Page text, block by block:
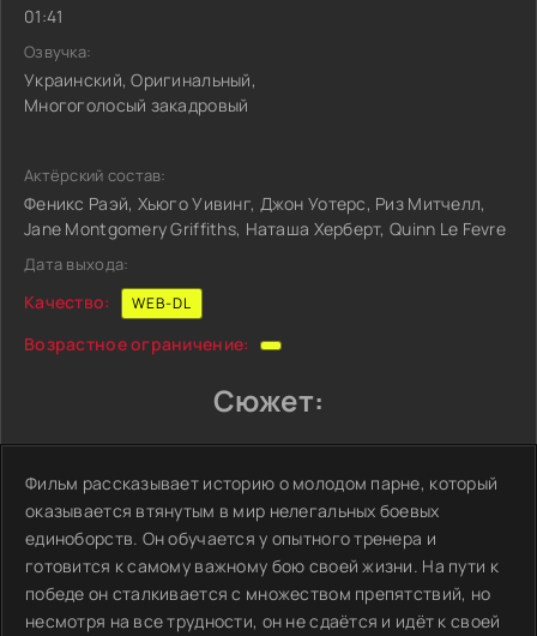
01:41
Озвучка:
Украинский, Оригинальный,
Многоголосый закадровый
Актёрский состав:
Феникс Раэй, Хьюго Уивинг, Джон Уотерс, Риз Митчелл,
Jane Montgomery Griffiths, Наташа Херберт, Quinn Le Fevre
Дата выхода:
Качество: WEB-DL
Возрастное ограничение:
Сюжет:
Фильм рассказывает историю о молодом парне, который
оказывается втянутым в мир нелегальных боевых
единоборств. Он обучается у опытного тренера и
готовится к самому важному бою своей жизни. На пути к
победе он сталкивается с множеством препятствий, но
несмотря на все трудности, он не сдаётся и идёт к своей